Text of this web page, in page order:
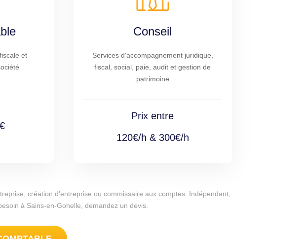
et
Conseil
Services d'accompagnement juridique,
fiscal, social, paie, audit et gestion de
patrimoine
Prix entre
120€/h & 300€/h
création d'entreprise ou commissaire aux comptes. Indépendant,
à Sains-en-Gohelle, demandez un devis.